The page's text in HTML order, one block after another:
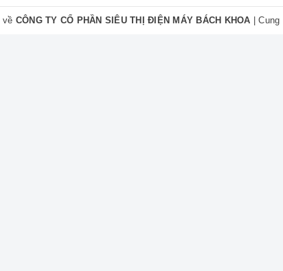
sản phẩm **tụ block điều hòa TPMAX 25uF** chính hãng,
về CÔNG TY CỔ PHẦN SIÊU THỊ ĐIỆN MÁY BÁCH KHOA